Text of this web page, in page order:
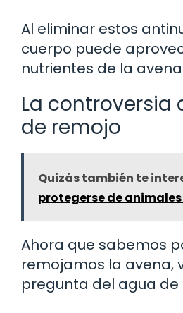
Al eliminar estos
cuerpo puede
nutrientes de la
La controversia
de remojo
Quizás también te
protegerse de
Ahora que sabemos
remojamos la avena,
pregunta del agua de